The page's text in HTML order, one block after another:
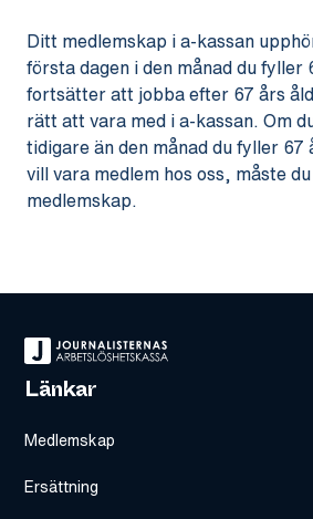
Ditt medlemskap i a-kassan
första dagen i den månad du fyller
fortsätter att jobba efter 67 års
rätt att vara med i a-kassan. Om
tidigare än den månad du fyller 67
vill vara medlem hos oss, måste
medlemskap.
Länkar
Medlemskap
Ersättning